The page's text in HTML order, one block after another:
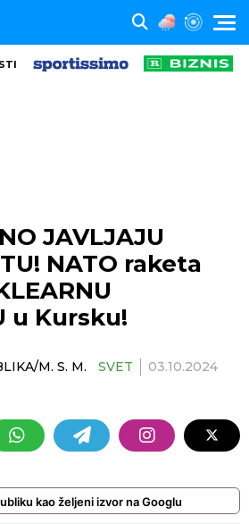
JAVLJAJU
NATO raketa
u Kursku!
M. S. M. SVET 03.10.2024
kao željeni izvor na Googlu